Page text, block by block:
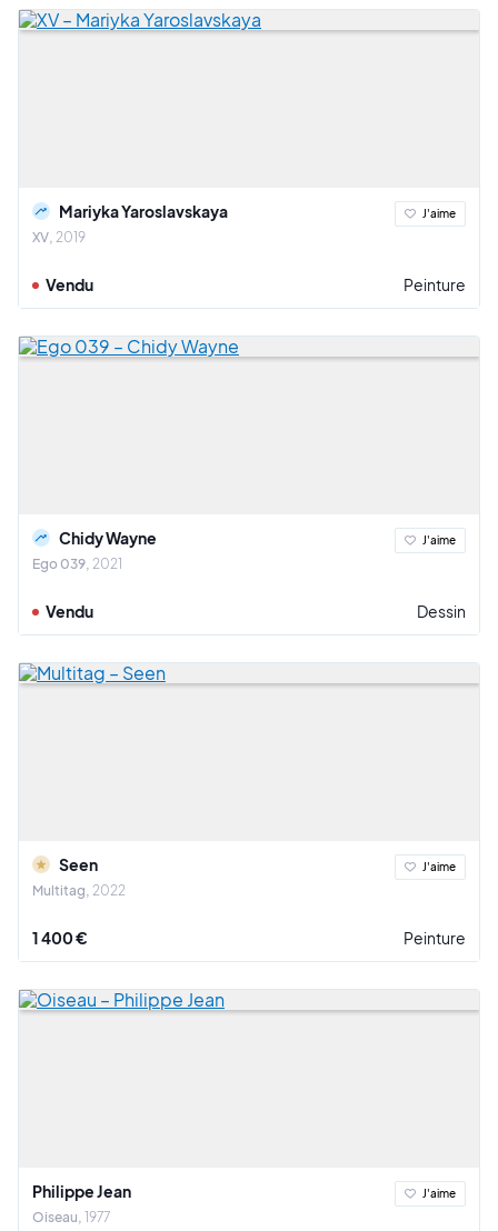
Mariyka Yaroslavskaya
XV 2019
J'aime
Vendu Peinture
Chidy Wayne
Ego 039 2021
J'aime
Vendu Dessin
Seen
Multitag 2022
J'aime
1 400 € Peinture
Philippe Jean
Oiseau 1977
J'aime